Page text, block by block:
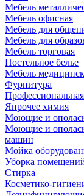
Мебель
Мебель офисная
Мебель для
Мебель для
Мебель торговая
Постельное белье
Мебель
Фурнитура
Япрочее химия
Моющие и
Моющие и
машин
Мойка
Уборка
Стирка
Косметико-